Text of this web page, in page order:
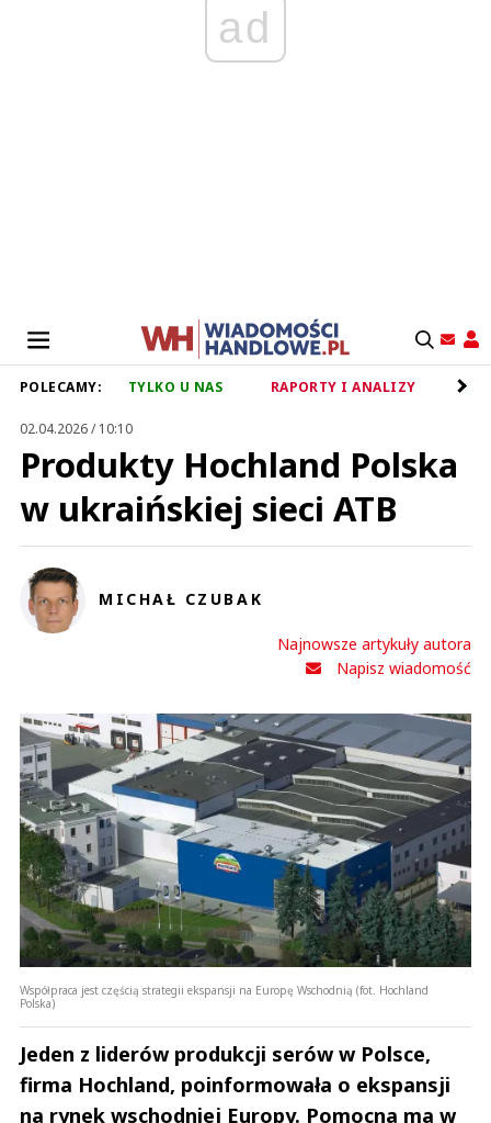
ad
POLECAMY: TYLKO U NAS RAPORTY I ANALIZY
02.04.2026 / 10:10
Produkty Hochland Polska
w ukraińskiej sieci ATB
MICHAŁ CZUBAK
Najnowsze artykuły autora
Napisz wiadomość
Współpraca jest częścią strategii ekspansji na Europę Wschodnią (fot. Hochland
Polska)
Jeden z liderów produkcji serów w Polsce,
firma Hochland, poinformowała o ekspansji
na rynek wschodniej Europy. Pomocna ma w